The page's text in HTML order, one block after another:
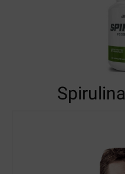
Spirulina